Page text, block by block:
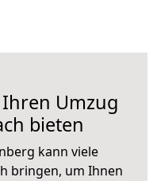
Umzug
bieten
kann viele
bringen, um Ihnen